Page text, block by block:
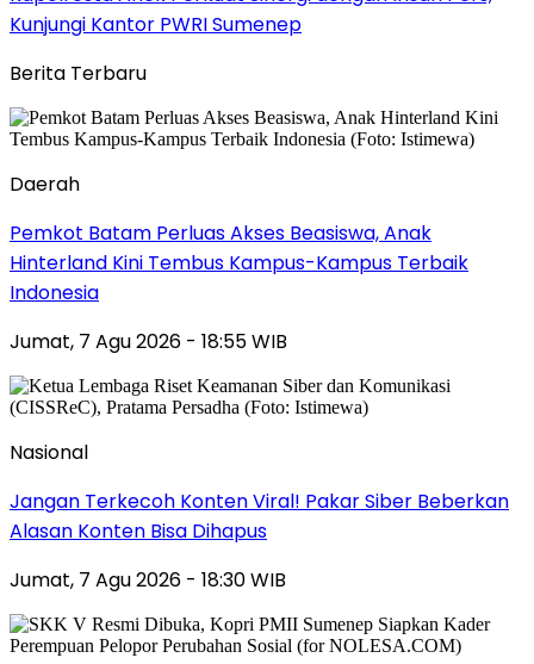
Kunjungi Kantor PWRI Sumenep
Berita Terbaru
Daerah
Pemkot Batam Perluas Akses Beasiswa, Anak
Hinterland Kini Tembus Kampus-Kampus Terbaik
Indonesia
Jumat, 7 Agu 2026 - 18:55 WIB
Nasional
Jangan Terkecoh Konten Viral! Pakar Siber Beberkan
Alasan Konten Bisa Dihapus
Jumat, 7 Agu 2026 - 18:30 WIB